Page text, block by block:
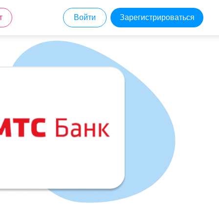
Зарегистрироваться
Войти